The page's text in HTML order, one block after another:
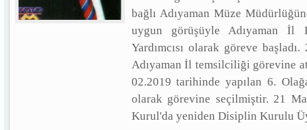
bağlı Adıyaman Müze
uygun görüşüyle Adıyaman İl
Yardımcısı olarak göreve
Adıyaman İl temsilciliği görevine
02.2019 tarihinde yapılan 6.
olarak görevine seçilmiştir. 21
Kurul'da yeniden Disiplin Kurulu